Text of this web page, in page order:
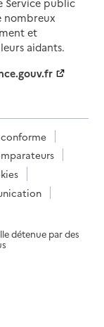
nombreux
et
aidants.
détenue par des